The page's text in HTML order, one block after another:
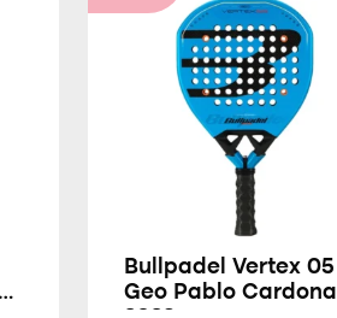
Bullpadel Vertex 05
Geo Pablo Cardona